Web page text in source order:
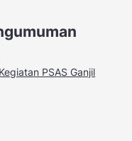
Kegiatan PSAS Ganjil